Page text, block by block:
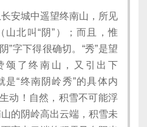
安城中遥望终南山，所见
山北叫“阴”）；而且，惟
”字下得很确切。“秀”是望
颂了终南山，又引出下
是“终南阴岭秀”的具体内
动！自然，积雪不可能浮
的阴岭高出云端，积雪未